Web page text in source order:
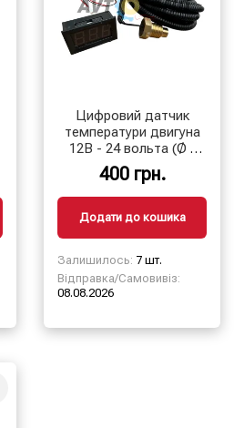
Цифровий датчик
температури двигуна
12В - 24 вольта (Ø -
16мм)
400 грн.
Додати до кошика
Залишилось: 7 шт.
Відправка/Самовивіз:
08.08.2026